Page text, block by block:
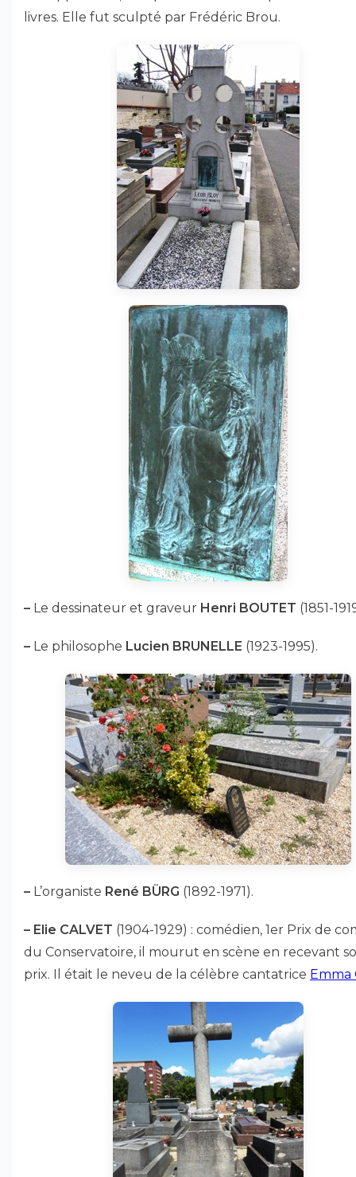
livres. Elle fut sculpté par Frédéric Brou.
– Le dessinateur et graveur Henri BOUTET (1851-
– Le philosophe Lucien BRUNELLE (1923-1995).
– L’organiste René BÜRG (1892-1971).
– Elie CALVET (1904-1929) : comédien, 1er Prix de
du Conservatoire, il mourut en scène en recevant
prix. Il était le neveu de la célèbre cantatrice Emma